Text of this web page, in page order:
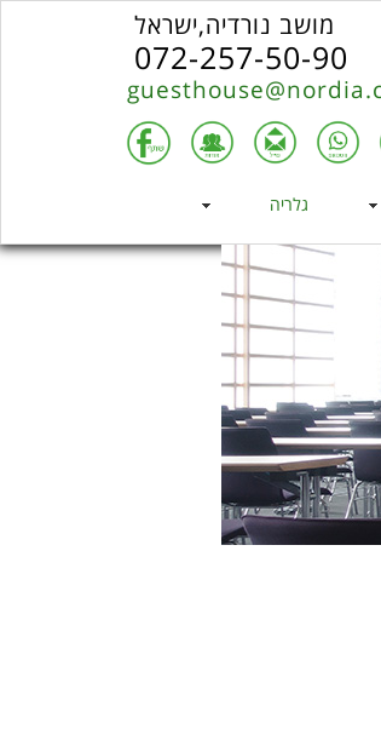
גלריה
מושב נורדיה,ישראל
072-257-50-90